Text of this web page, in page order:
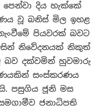
දිය හැක්කේ
වූ බනිස් මිල ඉහළ
පියවරක් බවට
නිවේදනයක් නිකුත්
දක්වමින් හුවමාරු
සංස්කරණය
පසුගිය ජූනි මස
ජනාධිපති